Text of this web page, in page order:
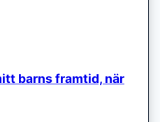
barns framtid, när